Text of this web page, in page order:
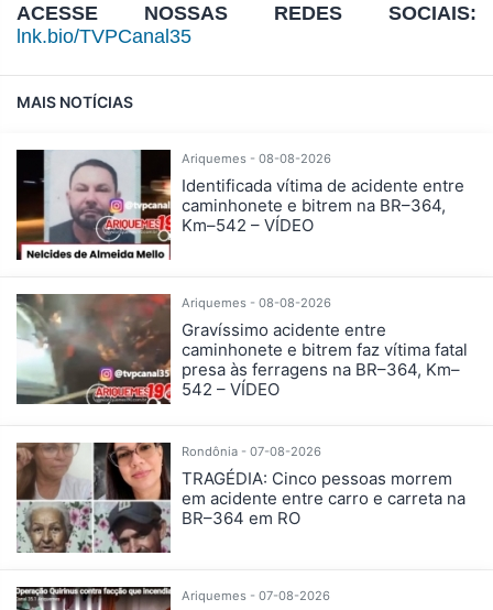
ACESSE NOSSAS REDES SOCIAIS:
lnk.bio/TVPCanal35
MAIS NOTÍCIAS
Ariquemes - 08-08-2026
Identificada vítima de acidente entre
caminhonete e bitrem na BR–364,
Km–542 – VÍDEO
Ariquemes - 08-08-2026
Gravíssimo acidente entre
caminhonete e bitrem faz vítima fatal
presa às ferragens na BR–364, Km–
542 – VÍDEO
Rondônia - 07-08-2026
TRAGÉDIA: Cinco pessoas morrem
em acidente entre carro e carreta na
BR–364 em RO
Ariquemes - 07-08-2026